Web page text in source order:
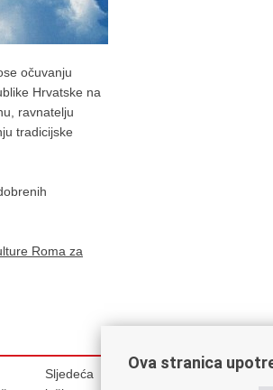
očuvanju
Hrvatske na
ravnatelju
tradicijske
Roma za
Sljedeća
Ova stranica